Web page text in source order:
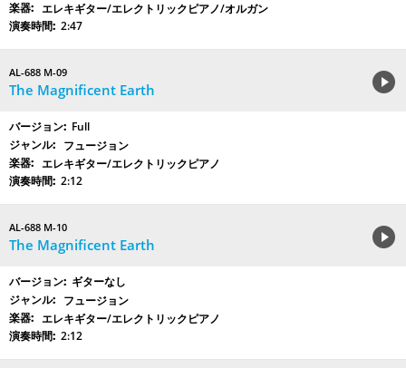
エレキギター/エレクトリックピアノ/オルガン
2:47
AL-688 M-09
The Magnificent Earth
Full
フュージョン
エレキギター/エレクトリックピアノ
2:12
AL-688 M-10
The Magnificent Earth
ギターなし
フュージョン
エレキギター/エレクトリックピアノ
2:12